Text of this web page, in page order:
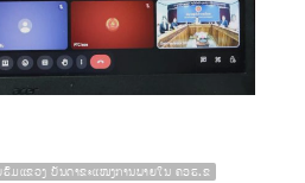
ຮົມແຂວງ ບັນດາຂະແໜງການພາຍໃນ ຄອຮ.ຂ